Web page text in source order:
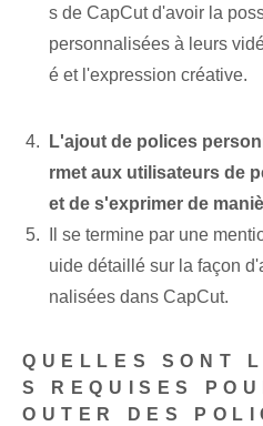
s de CapCut d'avoir la
personnalisées à leurs
é et l'expression créative.
L'ajout de polices
rmet aux utilisateurs de
et de s'exprimer de
Il se termine par une
uide détaillé sur la façon
nalisées dans CapCut.
QUELLES SONT
S REQUISES
OUTER DES